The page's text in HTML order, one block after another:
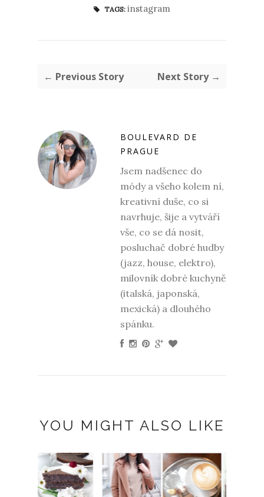
TAGS: instagram
← Previous Story Next Story →
BOULEVARD DE
PRAGUE
Jsem nadšenec do
módy a všeho kolem ní,
kreativní duše, co si
navrhuje, šije a vytváří
vše, co se dá nosit,
posluchač dobré hudby
(jazz, house, elektro),
milovník dobré kuchyně
(italská, japonská,
mexická) a dlouhého
spánku.
YOU MIGHT ALSO LIKE